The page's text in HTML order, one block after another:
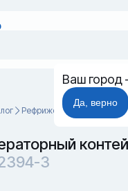
Ваш
Да, верно
Рефрижераторные
3